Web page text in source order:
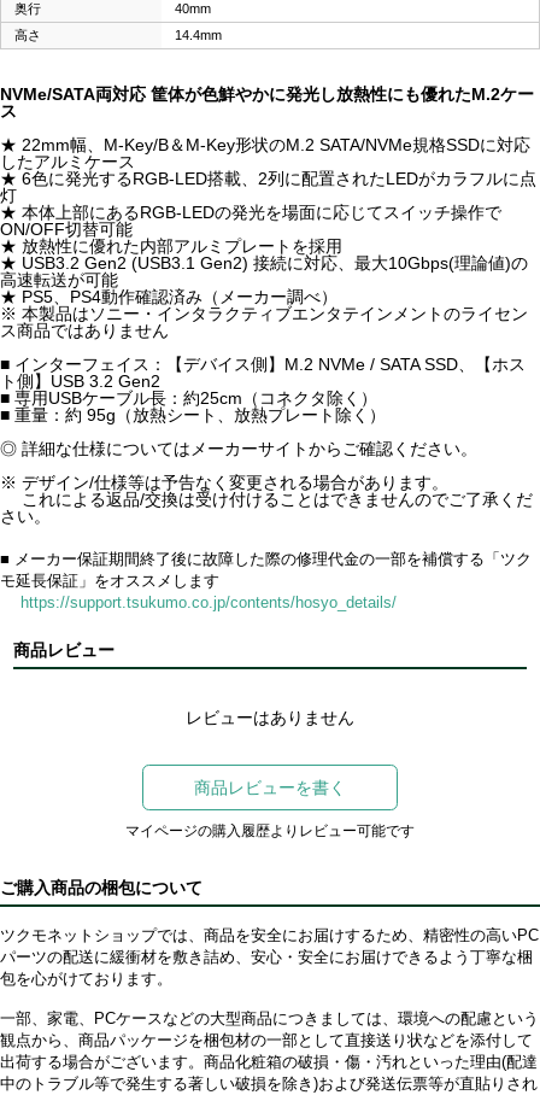
奥行
40mm
高さ
14.4mm
NVMe/SATA両対応 筐体が色鮮やかに発光し放熱性にも優れたM.2ケー
ス
★ 22mm幅、M-Key/B＆M-Key形状のM.2 SATA/NVMe規格SSDに対応
したアルミケース
★ 6色に発光するRGB-LED搭載、2列に配置されたLEDがカラフルに点
灯
★ 本体上部にあるRGB-LEDの発光を場面に応じてスイッチ操作で
ON/OFF切替可能
★ 放熱性に優れた内部アルミプレートを採用
★ USB3.2 Gen2 (USB3.1 Gen2) 接続に対応、最大10Gbps(理論値)の
高速転送が可能
★ PS5、PS4動作確認済み（メーカー調べ）
※ 本製品はソニー・インタラクティブエンタテインメントのライセン
ス商品ではありません
■ インターフェイス：【デバイス側】M.2 NVMe / SATA SSD、【ホス
ト側】USB 3.2 Gen2
■ 専用USBケーブル長：約25cm（コネクタ除く）
■ 重量：約 95g（放熱シート、放熱プレート除く）
◎ 詳細な仕様についてはメーカーサイトからご確認ください。
※ デザイン/仕様等は予告なく変更される場合があります。
これによる返品/交換は受け付けることはできませんのでご了承くだ
さい。
■ メーカー保証期間終了後に故障した際の修理代金の一部を補償する「ツク
モ延長保証」をオススメします
https://support.tsukumo.co.jp/contents/hosyo_details/
商品レビュー
レビューはありません
商品レビューを書く
マイページの購入履歴よりレビュー可能です
ご購入商品の梱包について
ツクモネットショップでは、商品を安全にお届けするため、精密性の高いPC
パーツの配送に緩衝材を敷き詰め、安心・安全にお届けできるよう丁寧な梱
包を心がけております。
一部、家電、PCケースなどの大型商品につきましては、環境への配慮という
観点から、商品パッケージを梱包材の一部として直接送り状などを添付して
出荷する場合がございます。商品化粧箱の破損・傷・汚れといった理由(配達
中のトラブル等で発生する著しい破損を除き)および発送伝票等が直貼りされ